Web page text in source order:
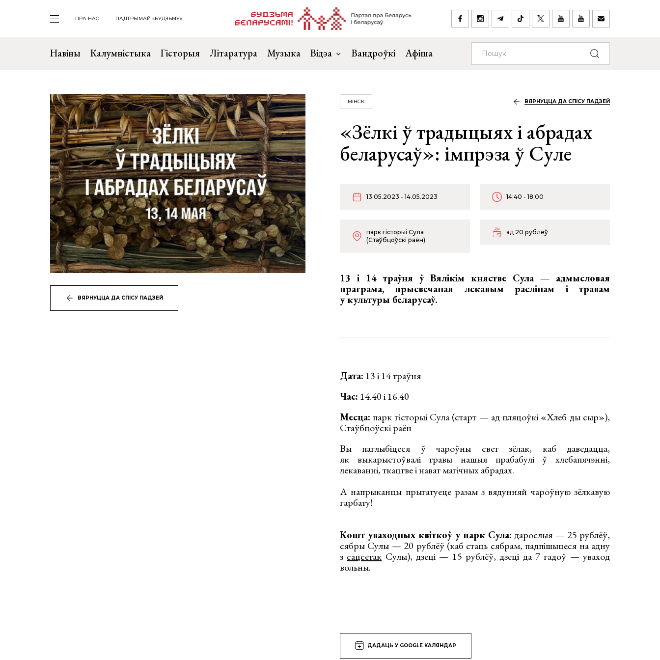
ПРА НАС ПАДТРЫМАЙ «БУДЗЬМУ»
Навіны Калумністыка Гісторыя Літаратура Музыка Відэа Вандроўкі Афіша
ВЯРНУЦЦА ДА СПІСУ ПАДЗЕЙ
МІНСК ВЯРНУЦЦА ДА СПІСУ ПАДЗЕЙ
«Зёлкі ў традыцыях і абрадах
беларусаў»: імпрэза ў Суле
13.05.2023 - 14.05.2023 14:40 - 18:00
парк гісторыі Сула
(Стаўбцоўскі раён)
ад 20 рублёў
13 і 14 траўня ў Вялікім княстве Сула — адмысловая
праграма, прысвечаная лекавым раслінам і травам
у культуры беларусаў.
Дата: 13 і 14 траўня
Час: 14.40 і 16.40
Месца: парк гісторыі Сула (старт — ад пляцоўкі «Хлеб ды сыр»),
Стаўбцоўскі раён
Вы паглыбіцеся ў чароўны свет зёлак, каб даведацца,
як выкарыстоўвалі травы нашыя прабабулі ў хлебапячэнні,
лекаванні, ткацтве і нават магічных абрадах.
А напрыканцы прыгатуеце разам з вядунняй чароўную зёлкавую
гарбату!
Кошт уваходных квіткоў у парк Сула: дарослыя — 25 рублёў,
сябры Сулы — 20 рублёў (каб стаць сябрам, падпішыцеся на адну
з сацсетак Сулы), дзеці — 15 рублёў, дзеці да 7 гадоў — уваход
вольны.
ДАДАЦЬ У GOOGLE КАЛЯНДАР